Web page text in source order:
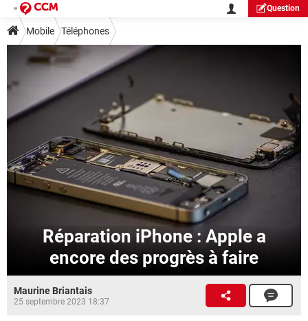
Question
Mobile Téléphones
Réparation iPhone : Apple a
encore des progrès à faire
Maurine Briantais
25 septembre 2023 18:37